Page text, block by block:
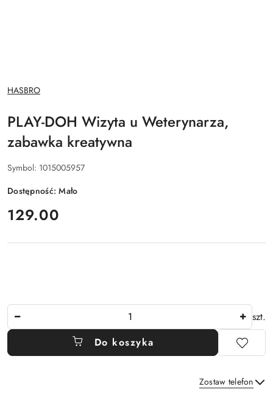
NAZWA
PRODUCENTA:
HASBRO
PLAY-DOH Wizyta u Weterynarza,
zabawka kreatywna
Symbol: 1015005957
Dostępność:Mało
cena:
129.00
szt.
Do koszyka
Zostaw telefon